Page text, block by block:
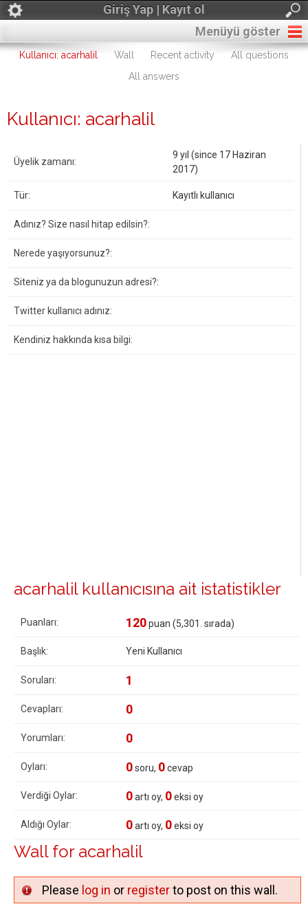
Giriş Yap | Kayıt ol
Menüyü göster
Kullanıcı: acarhalil Wall Recent activity
All questions
All answers
Kullanıcı: acarhalil
Üyelik zamanı:
9 yıl (since 17 Haziran
2017)
Tür: Kayıtlı kullanıcı
Adınız? Size nasıl hitap edilsin?:
Nerede yaşıyorsunuz?:
Siteniz ya da blogunuzun adresi?:
Twitter kullanıcı adınız:
Kendiniz hakkında kısa bilgi:
acarhalil kullanıcısına ait istatistikler
Puanları: 120puan (5,301 . sırada)
Başlık: Yeni Kullanıcı
Soruları: 1
Cevapları: 0
Yorumları: 0
Oyları: 0soru, 0cevap
Verdiği Oylar: 0artı oy, 0eksi oy
Aldığı Oylar: 0artı oy, 0eksi oy
Wall for acarhalil
Please log in or registerto post on this wall.